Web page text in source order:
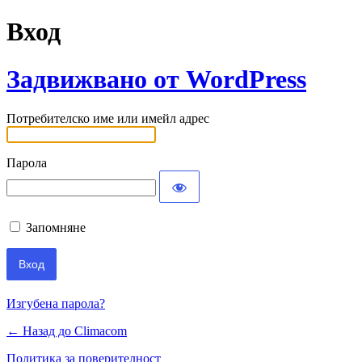
Вход
Задвижвано от WordPress
Потребителско име или имейл адрес
Парола
Запомняне
Изгубена парола?
← Назад до Climacom
Политика за поверителност